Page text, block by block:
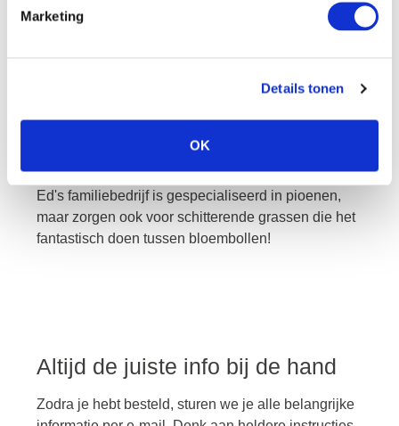
Marketing
Details tonen
OK
topkwaliteit erg indrukwekkend.
Ed's familiebedrijf is gespecialiseerd in pioenen,
maar zorgen ook voor schitterende grassen die het
fantastisch doen tussen bloembollen!
Altijd de juiste info bij de hand
Zodra je hebt besteld, sturen we je alle belangrijke